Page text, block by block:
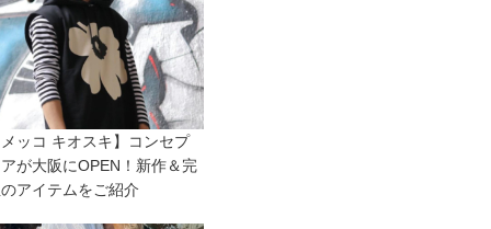
ッコ キオスキ】コンセプ
が大阪にOPEN！新作＆完
アイテムをご紹介